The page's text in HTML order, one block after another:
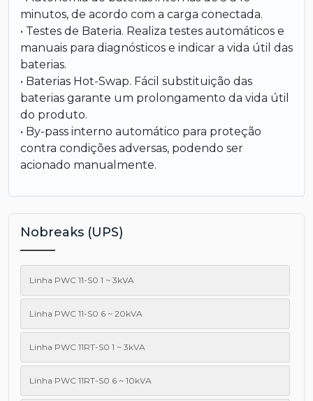
minutos, de acordo com a carga conectada.
• Testes de Bateria. Realiza testes automáticos e
manuais para diagnósticos e indicar a vida útil das
baterias.
• Baterias Hot-Swap. Fácil substituição das
baterias garante um prolongamento da vida útil
do produto.
• By-pass interno automático para proteção
contra condições adversas, podendo ser
acionado manualmente.
Nobreaks (UPS)
Linha PWC 11-S0 1 ~ 3kVA
Linha PWC 11-S0 6 ~ 20kVA
Linha PWC 11RT-S0 1 ~ 3kVA
Linha PWC 11RT-S0 6 ~ 10kVA